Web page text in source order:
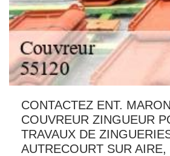
CONTACTEZ ENT.
COUVREUR ZINGUEUR
TRAVAUX DE
AUTRECOURT SUR AIRE,